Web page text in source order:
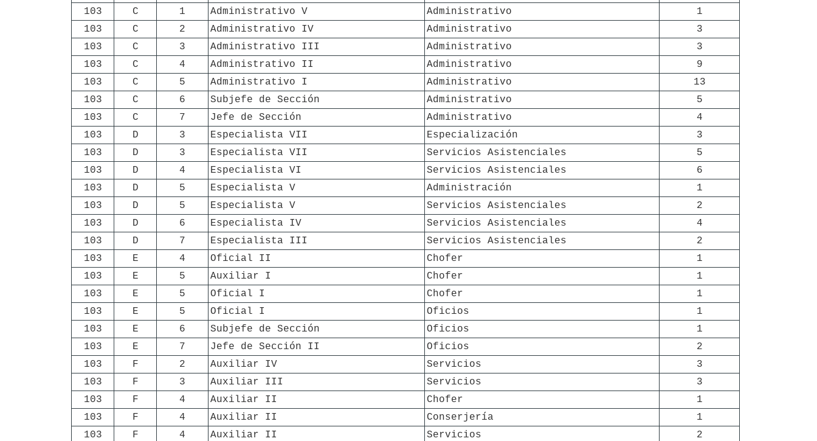
103
C 1 Administrativo V Administrativo
1
103
C 2 Administrativo IV Administrativo
3
103
C 3 Administrativo III Administrativo
3
103
C 4 Administrativo II Administrativo
9
103
C 5 Administrativo I Administrativo
13
103
C 6 Subjefe de Sección Administrativo
5
103
C 7 Jefe de Sección Administrativo
4
103
D 3 Especialista VII Especialización
3
103
D 3 Especialista VII Servicios Asistenciales
5
103
D 4 Especialista VI Servicios Asistenciales
6
103
D 5 Especialista V Administración
1
103
D 5 Especialista V Servicios Asistenciales
2
103
D 6 Especialista IV Servicios Asistenciales
4
103
D 7 Especialista III Servicios Asistenciales
2
103
E 4 Oficial II Chofer
1
103
E 5 Auxiliar I Chofer
1
103
E 5 Oficial I Chofer
1
103
E 5 Oficial I Oficios
1
103
E 6 Subjefe de Sección Oficios
1
103
E 7 Jefe de Sección II Oficios
2
103
F 2 Auxiliar IV Servicios
3
103
F 3 Auxiliar III Servicios
3
103
F 4 Auxiliar II Chofer
1
103
F 4 Auxiliar II Conserjería
1
103
F 4 Auxiliar II Servicios
2